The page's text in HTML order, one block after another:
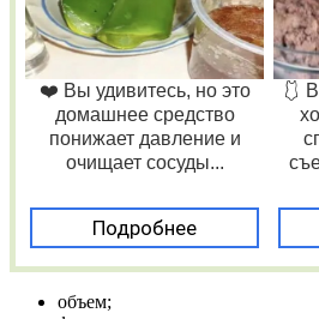
❤️ Вы удивитесь, но это
домашнее средство
понижает давление и
очищает сосуды...
Подробнее
🩱
объем;